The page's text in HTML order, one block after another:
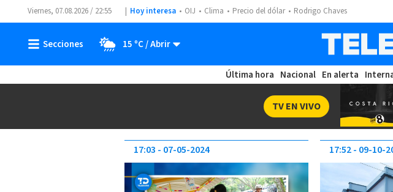
Viernes, 07.08.2026 / 22:55 Hoy interesa OIJ Clima Precio del dólar Rodrigo Chaves
15 ºC
Última hora Nacional En alerta
TV EN VIVO
17:03 07-05-2024 17:52 09-10-